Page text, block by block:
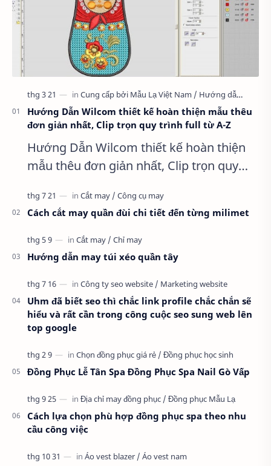
Hướng Dẫn Wilcom thiết kế hoàn thiện mẫu thêu
đơn giản nhất, Clip trọn quy trình full từ A-Z
Hướng Dẫn Wilcom thiết kế hoàn thiện
mẫu thêu đơn giản nhất, Clip trọn quy
thuật mới vào nghề, clip thực hành t…
Cách cắt may quần đùi chi tiết đến từng milimet
Hướng dẫn may túi xéo quần tây
Uhm đã biết seo thì chắc link profile chắc chắn sẽ
hiểu và rất cần trong công cuộc seo sung web lên
top google
Đồng Phục Lễ Tân Spa Đồng Phục Spa Nail Gò Vấp
Cách lựa chọn phù hợp đồng phục spa theo nhu
cầu công việc